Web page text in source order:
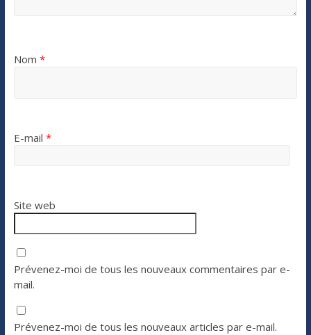
Nom *
E-mail *
Site web
Prévenez-moi de tous les nouveaux commentaires par e-
mail.
Prévenez-moi de tous les nouveaux articles par e-mail.